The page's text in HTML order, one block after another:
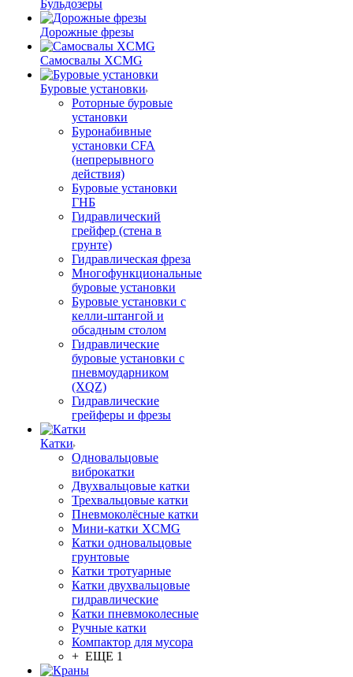
Бульдозеры
Дорожные фрезы
Самосвалы XCMG
Буровые установки
Роторные буровые
установки
Буронабивные
установки CFA
(непрерывного
действия)
Буровые установки
ГНБ
Гидравлический
грейфер (стена в
грунте)
Гидравлическая фреза
Многофункциональные
буровые установки
Буровые установки с
келли-штангой и
обсадным столом
Гидравлические
буровые установки с
пневмоударником
(XQZ)
Гидравлические
грейферы и фрезы
Катки
Одновальцовые
виброкатки
Двухвальцовые катки
Трехвальцовые катки
Пневмоколёсные катки
Мини-катки XCMG
Катки одновальцовые
грунтовые
Катки тротуарные
Катки двухвальцовые
гидравлические
Катки пневмоколесные
Ручные катки
Компактор для мусора
+ ЕЩЕ 1